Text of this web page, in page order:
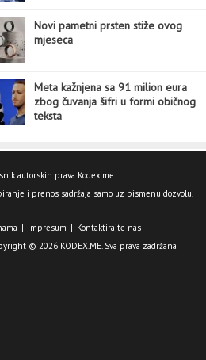
Novi pametni prsten stiže ovog
mjeseca
Meta kažnjena sa 91 milion eura
zbog čuvanja šifri u formi običnog
teksta
autorskih prava Kodex.me.
i prenos sadržaja samo uz pismenu dozvolu.
| Impresum | Kontaktirajte nas
© 2026 KODEX.ME. Sva prava zadržana